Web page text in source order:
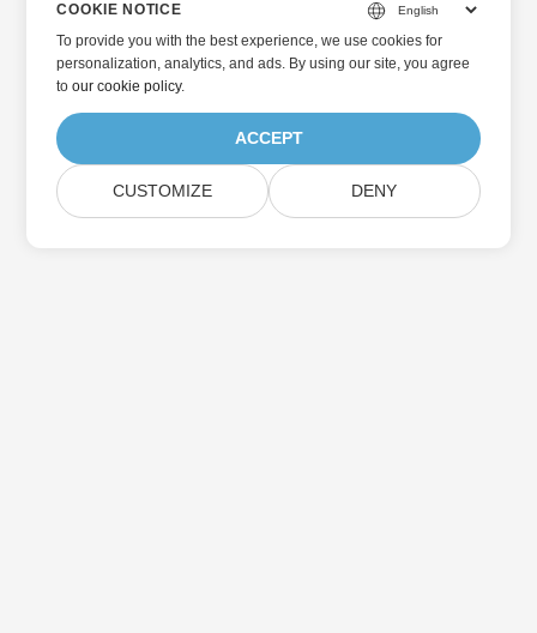
COOKIE NOTICE
To provide you with the best experience, we use cookies for
personalization, analytics, and ads. By using our site, you agree
toour cookie policy.
ACCEPT
CUSTOMIZE DENY